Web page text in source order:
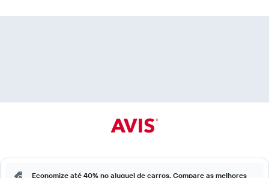
Economize até 40% no aluguel de carros. Compare as melhores